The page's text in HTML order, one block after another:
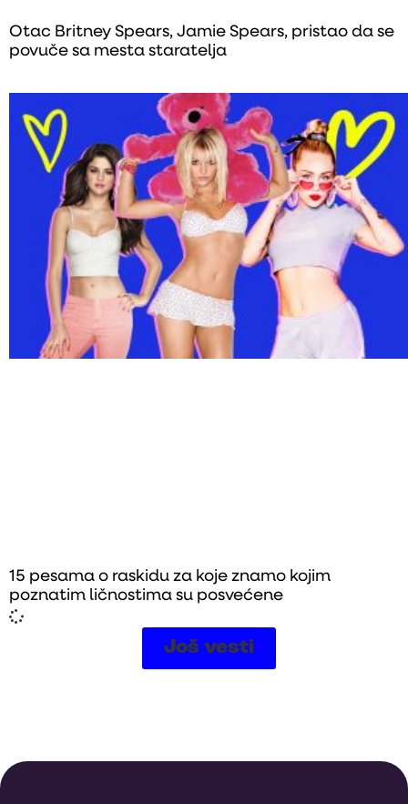
Otac Britney Spears, Jamie Spears, pristao da se
povuče sa mesta staratelja
15 pesama o raskidu za koje znamo kojim
poznatim ličnostima su posvećene
Još vesti